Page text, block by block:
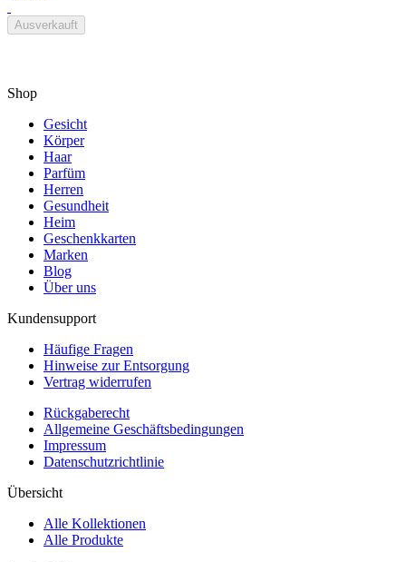
Ausverkauft
Shop
Gesicht
Körper
Haar
Parfüm
Herren
Gesundheit
Heim
Geschenkkarten
Marken
Blog
Über uns
Kundensupport
Häufige Fragen
Hinweise zur Entsorgung
Vertrag widerrufen
Rückgaberecht
Allgemeine Geschäftsbedingungen
Impressum
Datenschutzrichtlinie
Übersicht
Alle Kollektionen
Alle Produkte